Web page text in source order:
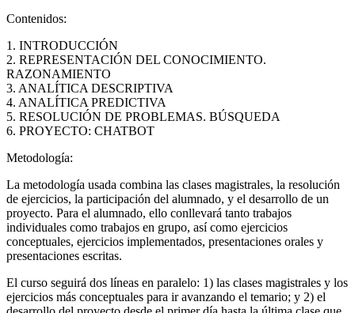
Contenidos:
1. INTRODUCCIÓN
2. REPRESENTACIÓN DEL CONOCIMIENTO.
RAZONAMIENTO
3. ANALÍTICA DESCRIPTIVA
4. ANALÍTICA PREDICTIVA
5. RESOLUCIÓN DE PROBLEMAS. BÚSQUEDA
6. PROYECTO: CHATBOT
Metodología:
La metodología usada combina las clases magistrales, la resolución
de ejercicios, la participación del alumnado, y el desarrollo de un
proyecto. Para el alumnado, ello conllevará tanto trabajos
individuales como trabajos en grupo, así como ejercicios
conceptuales, ejercicios implementados, presentaciones orales y
presentaciones escritas.
El curso seguirá dos líneas en paralelo: 1) las clases magistrales y los
ejercicios más conceptuales para ir avanzando el temario; y 2) el